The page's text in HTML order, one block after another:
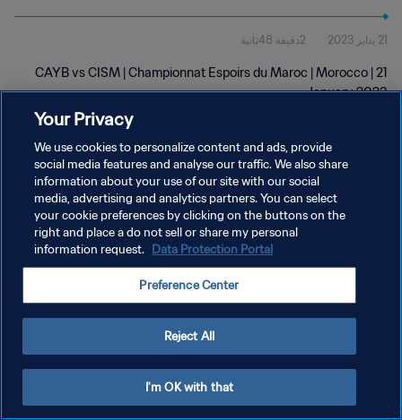
21 يناير 2023 2دقيقة 48ثانية
CAYB vs CISM | Championnat Espoirs du Maroc | Morocco | 21
January 2023
سياسة الخصوصية
إدارة تفضيلات ملفات تعريف الارتباط
Your Privacy
We use cookies to personalize content and ads, provide
social media features and analyse our traffic. We also share
information about your use of our site with our social
media, advertising and analytics partners. You can select
your cookie preferences by clicking on the buttons on the
right and place a do not sell or share my personal
information request. Data Protection Portal
Preference Center
Reject All
I'm OK with that